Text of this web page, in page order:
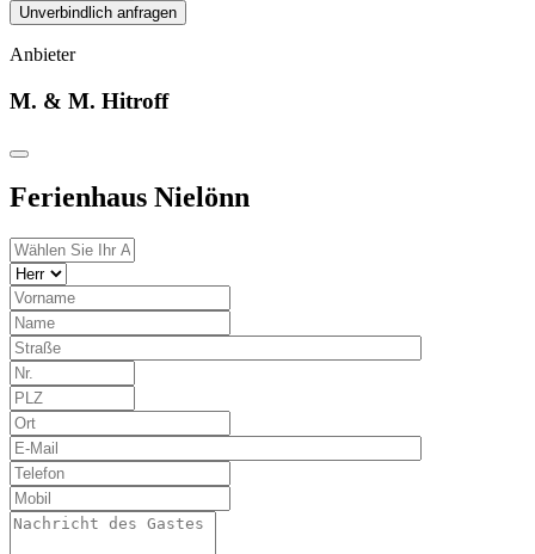
Unverbindlich anfragen
Anbieter
M. & M. Hitroff
Ferienhaus Nielönn